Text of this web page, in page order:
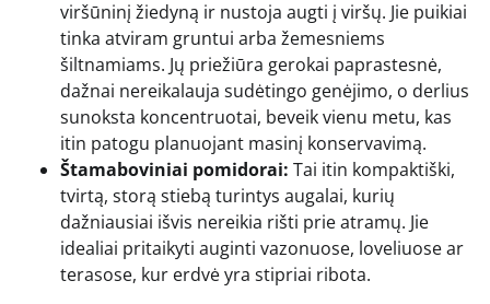
viršūninį žiedyną ir nustoja augti į viršų. Jie puikiai
tinka atviram gruntui arba žemesniems
šiltnamiams. Jų priežiūra gerokai paprastesnė,
dažnai nereikalauja sudėtingo genėjimo, o derlius
sunoksta koncentruotai, beveik vienu metu, kas
itin patogu planuojant masinį konservavimą.
Štamaboviniai pomidorai: Tai itin kompaktiški,
tvirtą, storą stiebą turintys augalai, kurių
dažniausiai išvis nereikia rišti prie atramų. Jie
idealiai pritaikyti auginti vazonuose, loveliuose ar
terasose, kur erdvė yra stipriai ribota.